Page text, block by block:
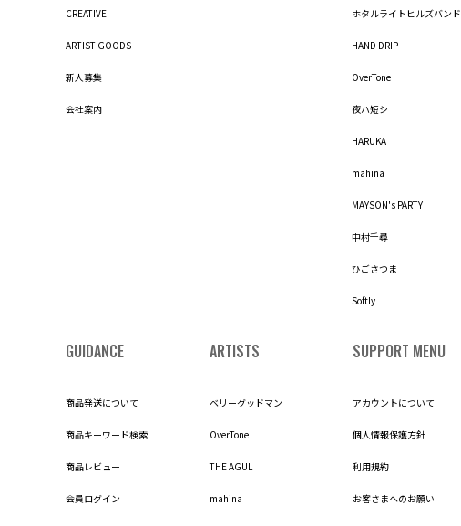
CREATIVE
ARTIST GOODS
新人募集
会社案内
ホタルライトヒルズバンド
HAND DRIP
OverTone
夜ハ短シ
HARUKA
mahina
MAYSON's PARTY
中村千尋
ひごさつま
Softly
GUIDANCE
商品発送について
商品キーワード検索
商品レビュー
会員ログイン
ARTISTS
ベリーグッドマン
OverTone
THE AGUL
mahina
SUPPORT MENU
アカウントについて
個人情報保護方針
利用規約
お客さまへのお願い